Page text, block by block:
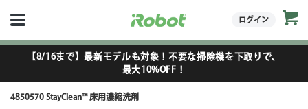
ログイン
【8/16まで】最新モデルも対象！不要な掃除機を下取りで、
最大10%OFF！
4850570 StayClean™ 床用濃縮洗剤